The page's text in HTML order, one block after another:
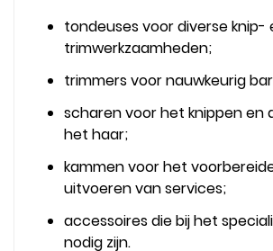
tondeuses voor diverse knip-
trimwerkzaamheden;
trimmers voor nauwkeurig
scharen voor het knippen en
het haar;
kammen voor het
uitvoeren van services;
accessoires die bij het
nodig zijn.